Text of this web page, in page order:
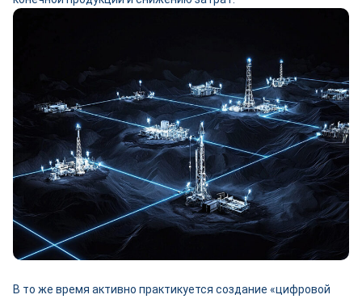
В то же время активно практикуется создание «цифровой